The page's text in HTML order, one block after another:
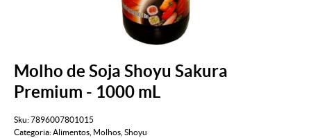
Molho de Soja Shoyu Sakura
Premium - 1000 mL
Sku:7896007801015
Categoria:Alimentos Molhos Shoyu